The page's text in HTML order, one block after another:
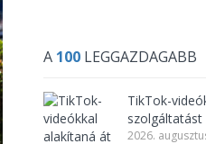
A 100 LEGGAZDAGABB
TikTok-
szolgáltatást
2026.